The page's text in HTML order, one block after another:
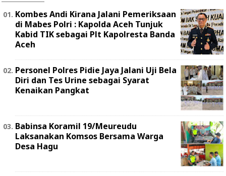
Kombes Andi Kirana Jalani Pemeriksaan
di Mabes Polri : Kapolda Aceh Tunjuk
Kabid TIK sebagai Plt Kapolresta Banda
Aceh
Personel Polres Pidie Jaya Jalani Uji Bela
Diri dan Tes Urine sebagai Syarat
Kenaikan Pangkat
Babinsa Koramil 19/Meureudu
Laksanakan Komsos Bersama Warga
Desa Hagu